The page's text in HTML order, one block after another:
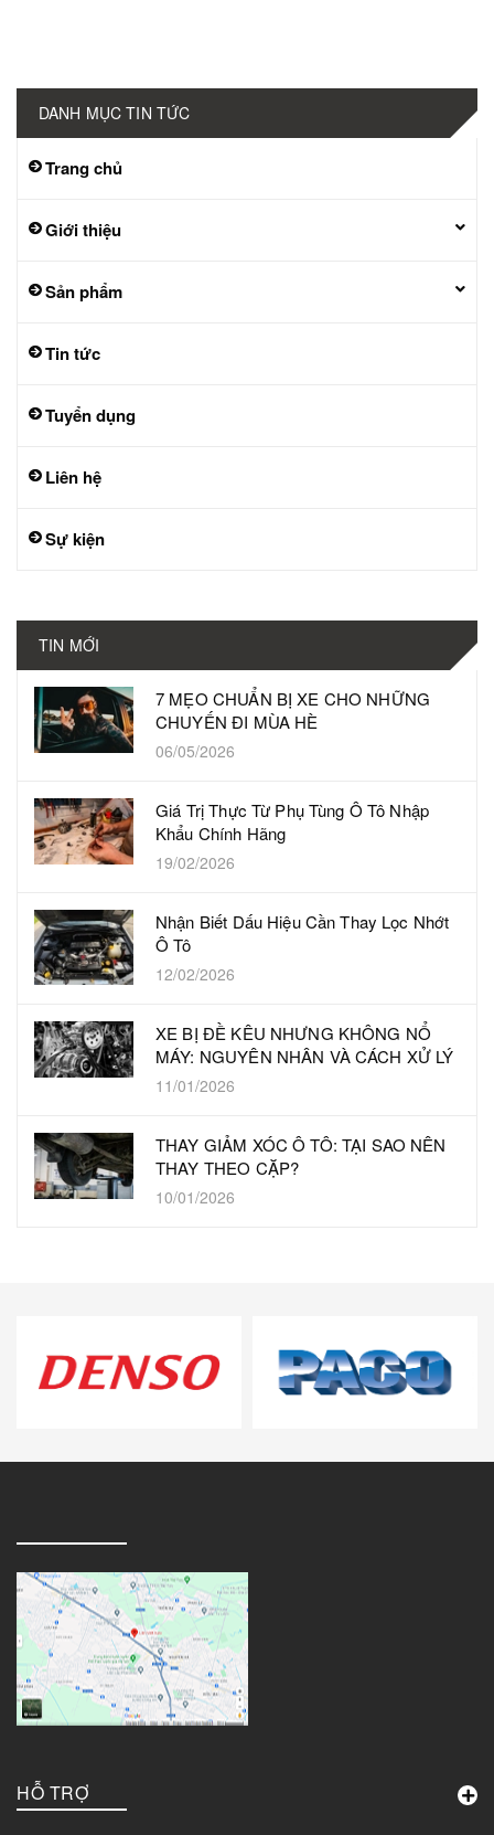
DANH MỤC TIN TỨC
Trang chủ
Giới thiệu
Sản phẩm
Tin tức
Tuyển dụng
Liên hệ
Sự kiện
TIN MỚI
7 MẸO CHUẨN BỊ XE CHO NHỮNG
CHUYẾN ĐI MÙA HÈ
06/05/2026
Giá Trị Thực Từ Phụ Tùng Ô Tô Nhập
Khẩu Chính Hãng
19/02/2026
Nhận Biết Dấu Hiệu Cần Thay Lọc Nhớt
Ô Tô
12/02/2026
XE BỊ ĐỀ KÊU NHƯNG KHÔNG NỔ
MÁY: NGUYÊN NHÂN VÀ CÁCH XỬ LÝ
11/01/2026
THAY GIẢM XÓC Ô TÔ: TẠI SAO NÊN
THAY THEO CẶP?
10/01/2026
HỖ TRỢ